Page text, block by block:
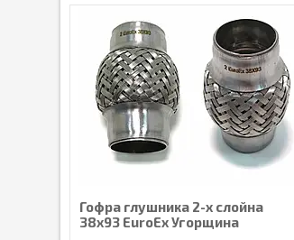
Гофра глушника 2-х слойна
38x93 EuroEx Угорщина